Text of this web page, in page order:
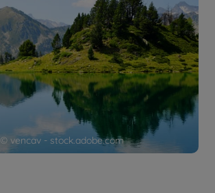
© vencav - stock.adobe.com